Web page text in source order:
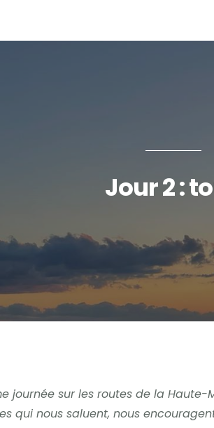
Jour 2 :
journée sur les routes de la
qui nous saluent, nous